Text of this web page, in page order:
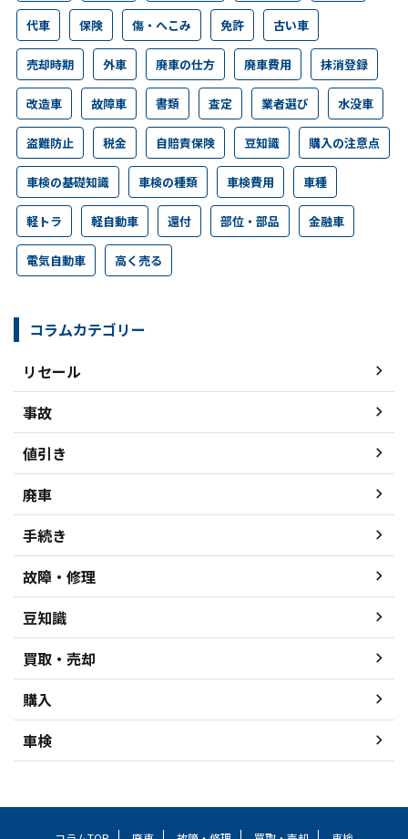
代車 保険 傷・へこみ 免許 古い車
売却時期 外車 廃車の仕方 廃車費用 抹消登録
改造車 故障車 書類 査定 業者選び 水没車
盗難防止 税金 自賠責保険 豆知識 購入の注意点
車検の基礎知識 車検の種類 車検費用 車種
軽トラ 軽自動車 還付 部位・部品 金融車
電気自動車 高く売る
コラムカテゴリー
リセール
事故
値引き
廃車
手続き
故障・修理
豆知識
買取・売却
購入
車検